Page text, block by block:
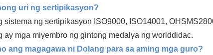
uri ng sertipikasyon?
sistema ng sertipikasyon ISO9000, ISO14001,
ay mga miyembro ng gintong medalya ng worlddidac.
ang magagawa ni Dolang para sa aming mga guro?